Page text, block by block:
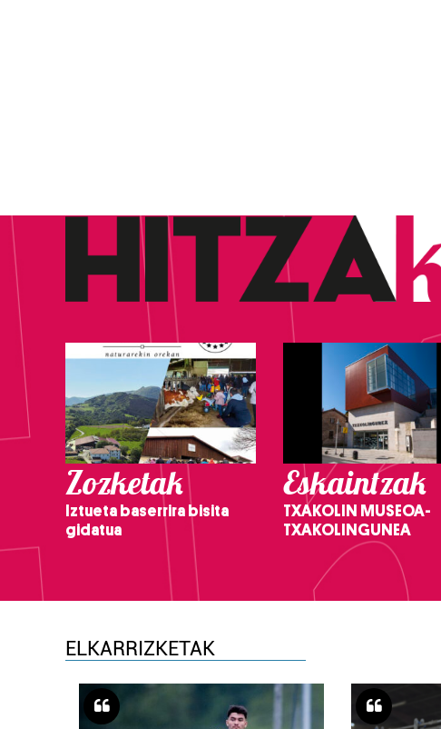
Zozketak
Iztueta baserrira bisita
gidatua
Eskaintzak
TXAKOLIN MUSEOA-
TXAKOLINGUNEA
ELKARRIZKETAK